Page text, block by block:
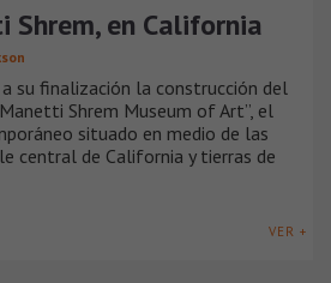
Shrem, en California
su finalización la construcción del
Shrem Museum of Art”, el
situado en medio de las
central de California y tierras de
VER +